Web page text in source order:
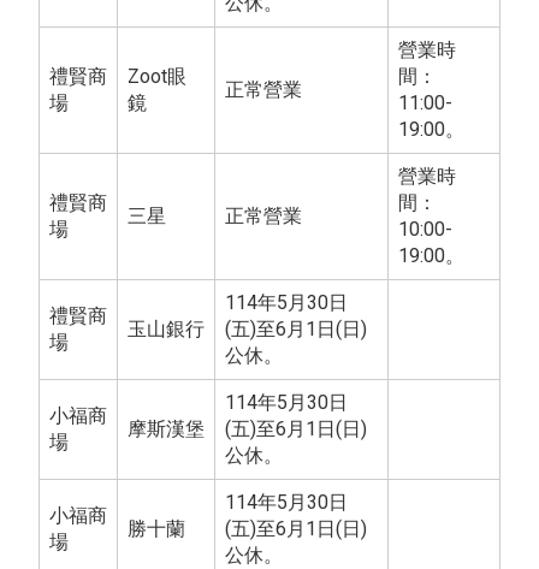
禮賢商
場
Zoot眼
鏡
正常營業
營業時
間：
11:00-
19:00。
禮賢商
場
三星 正常營業
營業時
間：
10:00-
19:00。
禮賢商
場
玉山銀行
114年5月30日
(五)至6月1日(日)
公休。
小福商
場
摩斯漢堡
114年5月30日
(五)至6月1日(日)
公休。
小福商
場
勝十蘭
114年5月30日
(五)至6月1日(日)
公休。